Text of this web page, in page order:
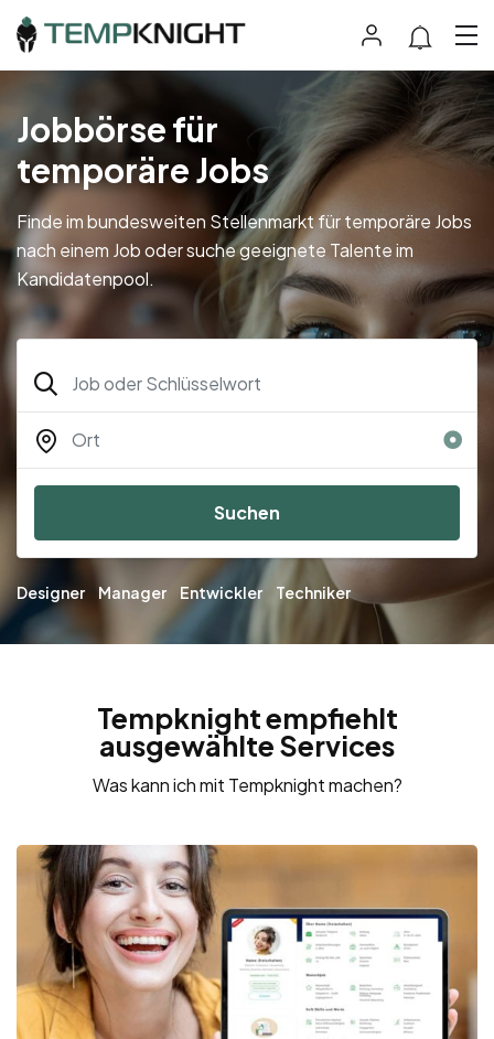
Jobbörse für
temporäre Jobs
Finde im bundesweiten Stellenmarkt für temporäre Jobs
nach einem Job oder suche geeignete Talente im
Kandidatenpool.
Suchen
Designer Manager Entwickler Techniker
Tempknight empfiehlt
ausgewählte Services
Was kann ich mit Tempknight machen?